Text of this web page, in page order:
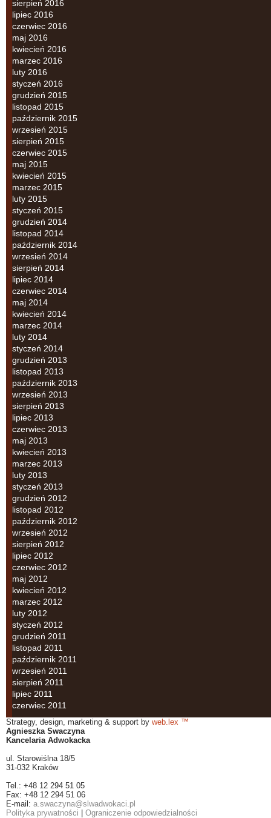
sierpień 2016
lipiec 2016
czerwiec 2016
maj 2016
kwiecień 2016
marzec 2016
luty 2016
styczeń 2016
grudzień 2015
listopad 2015
październik 2015
wrzesień 2015
sierpień 2015
czerwiec 2015
maj 2015
kwiecień 2015
marzec 2015
luty 2015
styczeń 2015
grudzień 2014
listopad 2014
październik 2014
wrzesień 2014
sierpień 2014
lipiec 2014
czerwiec 2014
maj 2014
kwiecień 2014
marzec 2014
luty 2014
styczeń 2014
grudzień 2013
listopad 2013
październik 2013
wrzesień 2013
sierpień 2013
lipiec 2013
czerwiec 2013
maj 2013
kwiecień 2013
marzec 2013
luty 2013
styczeń 2013
grudzień 2012
listopad 2012
październik 2012
wrzesień 2012
sierpień 2012
lipiec 2012
czerwiec 2012
maj 2012
kwiecień 2012
marzec 2012
luty 2012
styczeń 2012
grudzień 2011
listopad 2011
październik 2011
wrzesień 2011
sierpień 2011
lipiec 2011
czerwiec 2011
Strategy, design, marketing & support by web.lex ™
Agnieszka Swaczyna
Kancelaria Adwokacka
ul. Starowiślna 18/5
31-032 Kraków
Tel.: +48 12 294 51 05
Fax: +48 12 294 51 06
E-mail: a.swaczyna@slwadwokaci.pl
Polityka prywatności
Ograniczenie odpowiedzialności